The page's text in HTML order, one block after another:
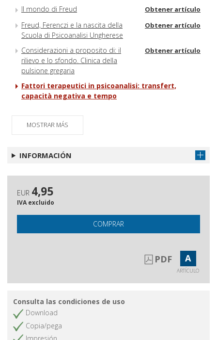
Il mondo di Freud Obtener artículo
Freud, Ferenczi e la nascita della
Scuola di Psicoanalisi Ungherese
Obtener artículo
Considerazioni a proposito di: il
rilievo e lo sfondo. Clinica della
pulsione gregaria
Obtener artículo
Fattori terapeutici in psicoanalisi: transfert,
capacità negativa e tempo
MOSTRAR MÁS
INFORMACIÓN
EUR 4,95
IVA excluido
COMPRAR
PDF A
ARTÍCULO
Consulta las condiciones de uso
Download
Copia/pega